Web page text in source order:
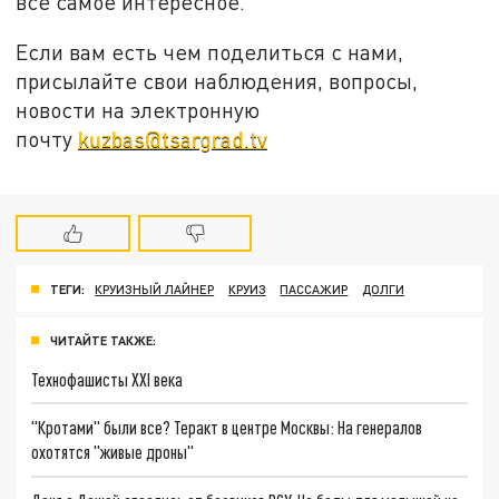
Если вам есть чем поделиться с нами,
присылайте свои наблюдения, вопросы,
новости на электронную
почту kuzbas@tsargrad.tv
ТЕГИ: КРУИЗНЫЙ ЛАЙНЕР КРУИЗ ПАССАЖИР ДОЛГИ
ЧИТАЙТЕ ТАКЖЕ:
Технофашисты XXI века
"Кротами" были все? Теракт в центре Москвы: На генералов
охотятся "живые дроны"